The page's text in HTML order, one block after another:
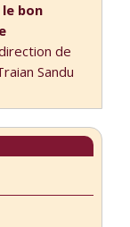
bon
de
Sandu